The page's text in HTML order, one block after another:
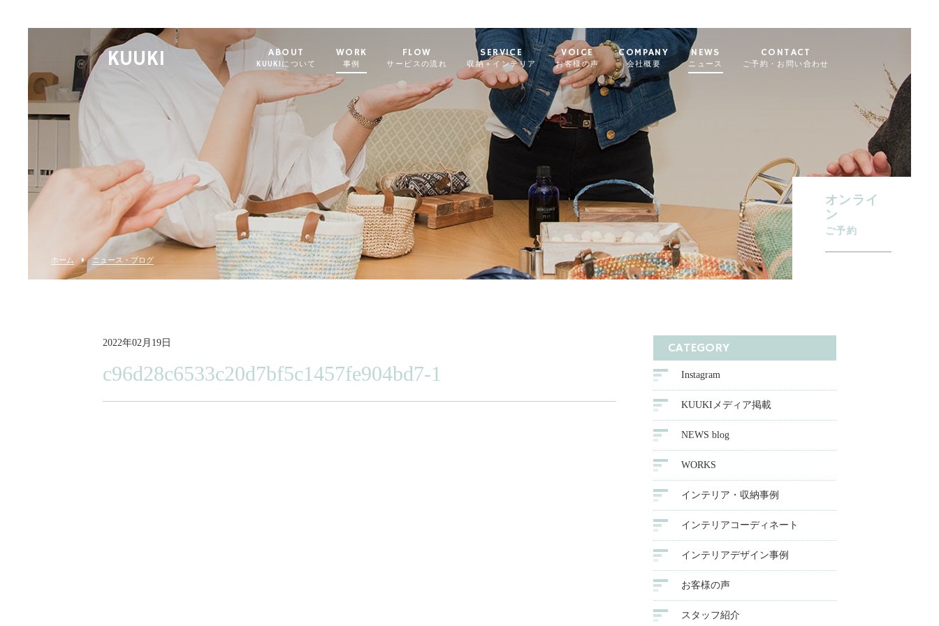
KUUKI ABOUT
KUUKIについて
WORK
事例
FLOW
サービスの流れ
SERVICE
収納＋インテリア
VOICE
お客様の声
COMPANY
会社概要
NEWS
ニュース
CONTACT
ご予約・お問い合わせ
ホーム ニュース・ブログ
オンライ
ン
ご予約
2022年02月19日
c96d28c6533c20d7bf5c1457fe904bd7-1
CATEGORY
Instagram
KUUKIメディア掲載
NEWS blog
WORKS
インテリア・収納事例
インテリアコーディネート
インテリアデザイン事例
お客様の声
スタッフ紹介